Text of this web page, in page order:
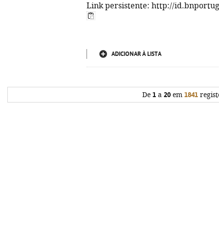
Link persistente: http://
ADICIONAR À LISTA
De 1a 20em 1841